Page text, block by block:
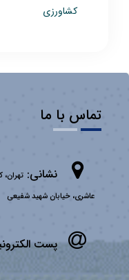
کشاورزی
تماس با ما
نشانی:
عاشری، خیابان شهید شفیعی
پست